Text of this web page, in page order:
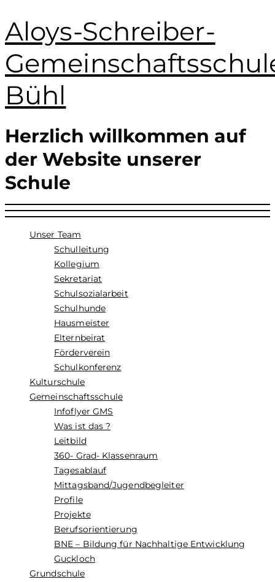
Aloys-Schreiber-
Bühl
Herzlich willkommen auf
der Website unserer
Schule
Unser Team
Schulleitung
Kollegium
Sekretariat
Schulsozialarbeit
Schulhunde
Hausmeister
Elternbeirat
Förderverein
Schulkonferenz
Kulturschule
Gemeinschaftsschule
Infoflyer GMS
Was ist das ?
Leitbild
360- Grad- Klassenraum
Tagesablauf
Mittagsband/Jugendbegleiter
Profile
Projekte
Berufsorientierung
BNE – Bildung für Nachhaltige Entwicklung
Guckloch
Grundschule